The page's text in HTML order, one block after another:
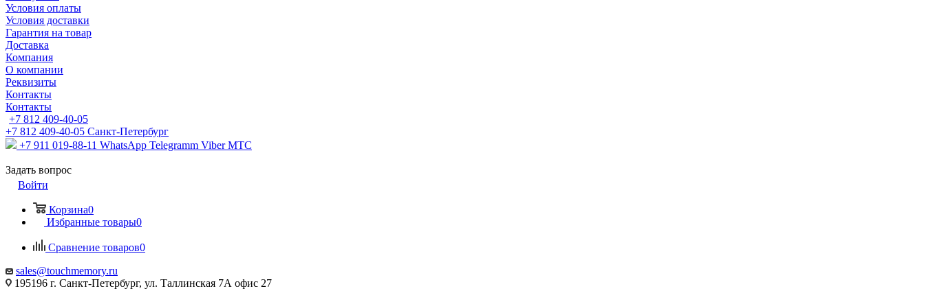
Условия оплаты
Условия доставки
Гарантия на товар
Доставка
Компания
О компании
Реквизиты
Контакты
Контакты
+7 812 409-40-05
+7 812 409-40-05 Санĸт-Петербург
+7 911 019-88-11 WhatsApp Telegramm Viber МТС
Задать вопрос
Войти
Корзина0
Избранные товары0
Сравнение товаров0
sales@touchmemory.ru
195196 г. Санкт-Петербург, ул. Таллинская 7А офис 27